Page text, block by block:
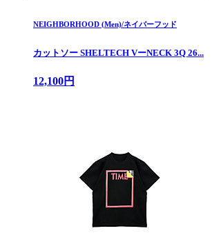
NEIGHBORHOOD (Men)/ネイバーフッド
カットソー SHELTECH VーNECK 3Q 26...
12,100円